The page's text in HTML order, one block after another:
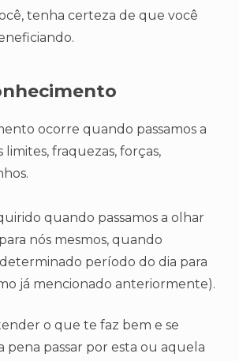
tenha certeza de que você
ocorre quando passamos a
fraquezas, forças,
quando passamos a olhar
nós mesmos, quando
período do dia para
já mencionado anteriormente).
o que te faz bem e se
pena passar por esta ou aquela